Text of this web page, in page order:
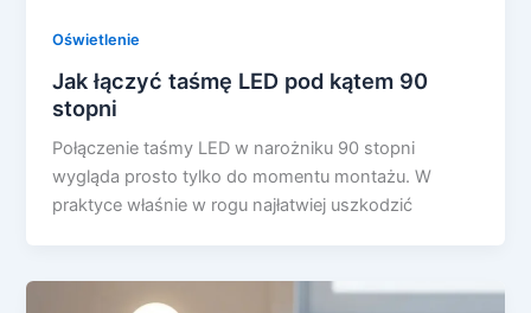
Oświetlenie
Jak łączyć taśmę LED pod kątem 90
stopni
Połączenie taśmy LED w narożniku 90 stopni
wygląda prosto tylko do momentu montażu. W
praktyce właśnie w rogu najłatwiej uszkodzić